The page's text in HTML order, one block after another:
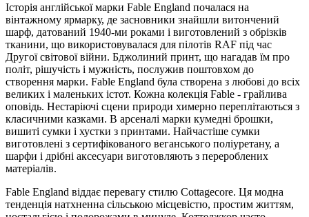
Історія англійської марки Fable England почалася на
вінтажному ярмарку, де засновники знайшли витончений
шарф, датований 1940-ми роками і виготовлений з обрізків
тканини, що використовувалася для пілотів RAF під час
Другої світової війни. Бджолиний принт, що нагадав їм про
політ, рішучість і мужність, послужив поштовхом до
створення марки. Fable England була створена з любові до всіх
великих і маленьких істот. Кожна колекція Fable - грайлива
оповідь. Нестаріючі сцени природи химерно переплітаються з
класичними казками. В арсеналі марки кумедні брошки,
вишиті сумки і хустки з принтами. Найчастіше сумки
виготовлені з сертифікованого веганського поліуретану, а
шарфи і дрібні аксесуари виготовляють з перероблених
матеріалів.
Fable England віддає перевагу стилю Cottagecore. Ця модна
тенденція натхненна сільською місцевістю, простим життям,